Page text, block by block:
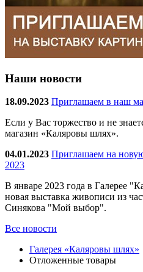
Наши новости
18.09.2023 Приглашаем в наш
Если у Вас торжество и не
магазин «Каляровы шлях».
04.01.2023 Приглашаем на
2023
В январе 2023 года в Галерее
новая выставка живописи из
Синякова "Мой выбор".
Все новости
Галерея «Каляровы шлях»
Отложенные товары